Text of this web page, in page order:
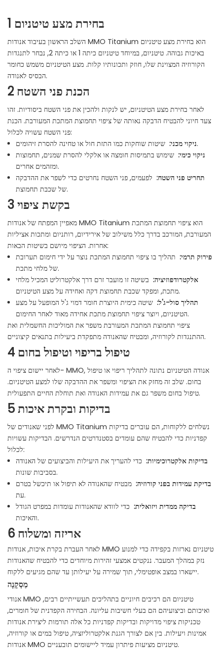
1 בחירת מצע טיטניום
השלב הראשון בעיבוד אנודות MMO Titanium הוא בחירת מצע טיטניום
באיכות גבוהה. טיטניום, במיוחד טיטניום כיתה 1 או כיתה 2, נבחר לתנגדות
הקורוזיה המצוינת שלו, חוזק ותכונותיו קלות. מצע הטיטניום משמש כחומר
הבסיס לאנודה.
2 הכנת פני השטח
לאחר בחירת מצע הטיטניום, יש לנקות ולהכין את פני השטח ביסודיות. זהו
צעד חיוני להבטיח הדבקה נאותה של ציפוי תחמוצת המתכת המעורבת. הכנת
פני השטח עשויה לכלול:
ניקוי מכני:שיטות שוחקות כמו התזת חול או טחינה להסרת זיהומים.
ניקוי כימי: שימוש בתמיסות חומצה או אלקלי להסרת שמנים, תחמוצות
ומזהמים אחרים.
תחריט פני השטח: לפעמים, פני השטח נחרטים כדי לשפר את ההדבקה
של שכבת תחמוצת.
3 בקשת ציפוי
מאפיין המפתח של אנודות MMO Titanium הוא ציפוי תחמוצת המתכת
המעורבת, המורכב בדרך כלל משילוב של אירידיום, רותניום ומתכות אציליות
אחרות. הציפוי מיושם בשיטות הבאות:
פירוק תרמי: תהליך בו ציפוי תחמוצת המתכת נוצר על ידי חימום תערובת
של מלחי מתכת.
אלקטרודפוזיציה: בשיטה זו מועבר זרם דרך אלקטרוליט המכיל מלחי
מתכת, ומפקד שכבת תחמוצת דקה ואחידה על מצע הטיטניום.
תהליך סול-ג'ל: שיטה כימית היוצרת חומר דמוי ג'ל המופעל על מצע
הטיטניום, ויוצר ציפוי תחמוצת מתכת אחידה מאוד לאחר החימום.
ציפוי תחמוצת המתכת המעורבת משפר את המוליכות החשמלית ואת
ההתנגדות לקורוזיה, ומבטיח שהאנודה מתפקדת ביעילות בתנאים קיצוניים.
4 טיפול בריפוי וטיפול בחום
לאחר יישום ציפוי ה- MMO, אנודה הטיטניום נתונה לתהליך ריפוי או טיפול
בחום. שלב זה מחזק את הציפוי ומשפר את ההדבקה שלו למצע הטיטניום.
טיפול בחום משפר גם את עמידות האנודה ואת תוחלת החיים התפעולית.
5 בדיקות ובקרת איכות
לפני שאנודים של MMO Titanium נשלחים ללקוחות, הם עוברים בדיקות
קפדניות כדי להבטיח שהם עומדים בסטנדרטים הנדרשים. הבדיקות עשויות
לכלול:
בדיקות אלקטרוכימיות: כדי להעריך את היעילות והביצועים של האנודה
בסביבות שונות.
בדיקת עמידות בפני קורוזיה: מבטיח שהאנודה לא תיפול או תיכשל בטרם
עת.
בדיקה ממדית ויזואלית: כדי לוודא שהאנודות עומדות במפרט הגודל
והאיכות.
6 אריזה ומשלוח
לאחר העברת בקרת איכות, אנודות MMO טיטניום נארזות בקפידה כדי למנוע
נזק במהלך המעבר. ננקטים אמצעי זהירות מיוחדים כדי להבטיח שהאנודות
יישארו במצב אופטימלי, תוך שמירה על יעילותן עד שהם מגיעים ללקוח.
מַסְקָנָה
אנודי MMO טיטניום הם רכיבים חיוניים בתהליכים תעשייתיים רבים,
ואיכותם וביצועיהם הם בעלי חשיבות עליונה. הבחירה הקפדנית של חומרים,
טכניקות ציפוי מדויקות ובדיקות קפדניות כל אלה תורמות ליצירת אנודות
אמינות ויעילות. בין אם לצורך הגנת אלקטרוליזציה, טיפול במים או קורוזיה,
אנודות MMO טיטניום מציעות פיתרון עמיד ליישומים תובעניים.